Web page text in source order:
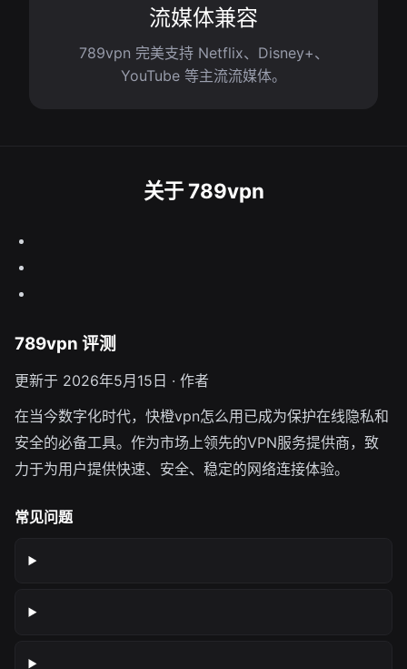
流媒体兼容
789vpn 完美支持 Netflix、Disney+、
YouTube 等主流流媒体。
关于 789vpn
789vpn 评测
更新于 2026年5月15日 · 作者
在当今数字化时代，快橙vpn怎么用已成为保护在线隐私和
安全的必备工具。作为市场上领先的VPN服务提供商，致
力于为用户提供快速、安全、稳定的网络连接体验。
常见问题